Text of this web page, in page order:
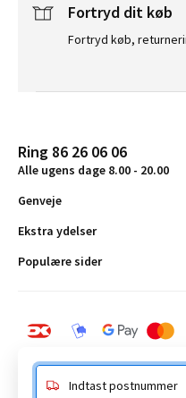
Fortryd dit køb
Fortryd køb,
Ring 86 26 06 06
Alle ugens dage 8.00 - 20.00
Genveje
Ekstra ydelser
Populære sider
Indtast postnummer